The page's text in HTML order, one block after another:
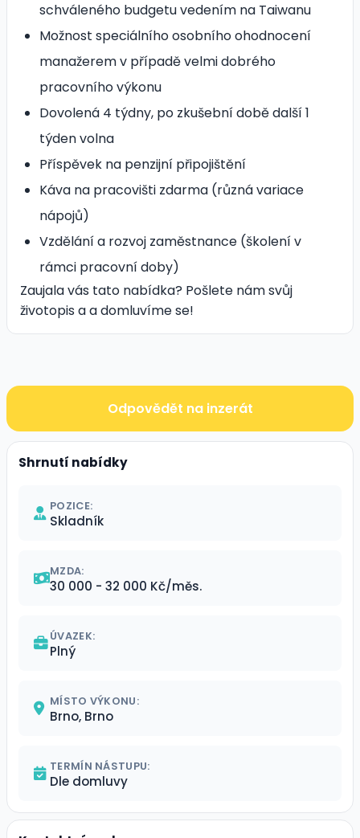
schváleného budgetu vedením na Taiwanu
Možnost speciálního osobního ohodnocení
manažerem v případě velmi dobrého
pracovního výkonu
Dovolená 4 týdny, po zkušební době další 1
týden volna
Příspěvek na penzijní připojištění
Káva na pracovišti zdarma (různá variace
nápojů)
Vzdělání a rozvoj zaměstnance (školení v
rámci pracovní doby)
Zaujala vás tato nabídka? Pošlete nám svůj
životopis a a domluvíme se!
Odpovědět na inzerát
Shrnutí nabídky
POZICE:
Skladník
MZDA:
30 000 - 32 000 Kč/měs.
ÚVAZEK:
Plný
MÍSTO VÝKONU:
Brno, Brno
TERMÍN NÁSTUPU:
Dle domluvy